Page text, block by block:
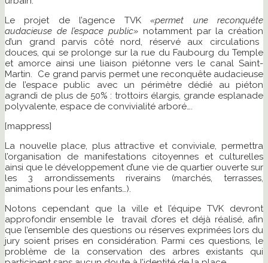
Le projet de l’agence TVK«permet une reconquête
audacieuse de l’espace public» notamment par la création
d’un grand parvis côté nord, réservé aux circulations
douces, qui se prolonge sur la rue du Faubourg du Temple
et amorce ainsi une liaison piétonne vers le canal Saint-
Martin. Ce grand parvis permet une reconquête audacieuse
de l’espace public avec un périmètre dédié au piéton
agrandi de plus de 50% : trottoirs élargis, grande esplanade
polyvalente, espace de convivialité arboré….
[mappress]
La nouvelle place, plus attractive et conviviale, permettra
l’organisation de manifestations citoyennes et culturelles
ainsi que le développement d’une vie de quartier ouverte sur
les 3 arrondissements riverains (marchés, terrasses,
animations pour les enfants…).
Notons cependant que la ville et l’équipe TVK devront
approfondir ensemble le travail d’ores et déjà réalisé, afin
que l’ensemble des questions ou réserves exprimées lors du
jury soient prises en considération. Parmi ces questions, le
problème de la conservation des arbres existants qui